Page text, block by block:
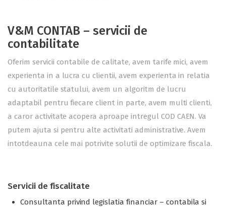
V&M CONTAB – servicii de
contabilitate
Oferim servicii contabile de calitate, avem tarife mici, avem
experienta in a lucra cu clientii, avem experienta in relatia
cu autoritatile statului, avem un algoritm de lucru
adaptabil pentru fiecare client in parte, avem multi clienti,
a caror activitate acopera aproape intregul COD CAEN. Va
putem ajuta si pentru alte activitati administrative. Avem
intotdeauna cele mai potrivite solutii de optimizare fiscala.
Servicii de fiscalitate
Consultanta privind legislatia financiar – contabila si